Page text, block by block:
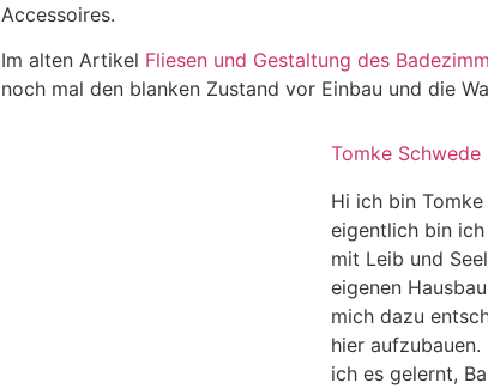
Accessoires.
Im alten Artikel Fliesen und Gestaltung des
noch mal den blanken Zustand vor Einbau und die
Tomke Schwede
Hi ich bin Tomke
eigentlich bin
mit Leib und
eigenen
mich dazu
hier
ich es gelernt,